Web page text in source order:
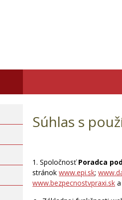
Súhlas s
1. SpoločnosťPoradca
stránokwww.epi.sk;
www.bezpecnostvpraxi.sk